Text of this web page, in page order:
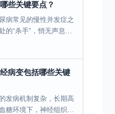
些关键要点？
病常见的慢性并发症之
“杀手”，悄无声息地
统计，约半数以上的糖
病变包括哪些关键
发病机制复杂，长期高
糖环境下，神经组织的